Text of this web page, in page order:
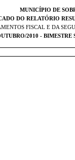
MUNICÍPIO DE
DO RELATÓRIO
FISCAL E DA
2010 - BIMESTRE